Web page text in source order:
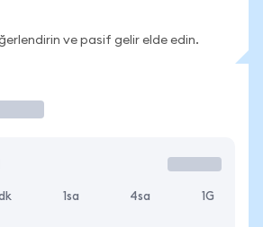
ve pasif gelir elde edin.
1sa 4sa 1G